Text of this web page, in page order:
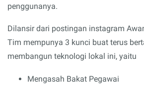
penggunanya.
Dilansir dari postingan instagram
Tim mempunya 3 kunci buat terus
membangun teknologi lokal ini, yaitu
Mengasah Bakat Pegawai